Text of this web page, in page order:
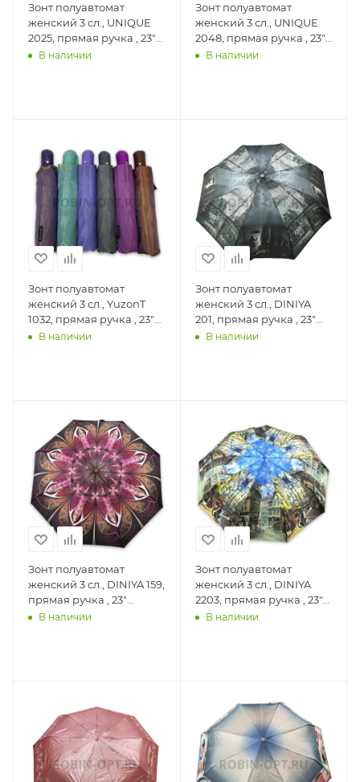
Зонт полуавтомат
женский 3 сл., UNIQUE
2025, прямая ручка , 23"
(58.5см)Х9к, фотосатин,
В наличии
Зонт полуавтомат
женский 3 сл., UNIQUE
2048, прямая ручка , 23"
(58.5см)Х9к, эпонж,
В наличии
Зонт полуавтомат
женский 3 сл., YuzonT
1032, прямая ручка , 23"
(58.5см)Х8к, хамелеон,
В наличии
Зонт полуавтомат
женский 3 сл., DINIYA
201, прямая ручка , 23"
(58.5см)Х8к, сатин,
В наличии
Зонт полуавтомат
женский 3 сл., DINIYA 159,
прямая ручка , 23"
(58.5см)Х9к, сатин,
В наличии
Зонт полуавтомат
женский 3 сл., DINIYA
2203, прямая ручка , 23"
(58.5см)Х9к, полиэстер,
В наличии